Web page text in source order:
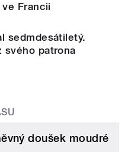
Francii
sedmdesátiletý.
svého patrona
doušek moudré